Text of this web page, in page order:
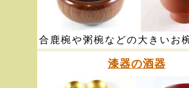
合鹿椀や粥椀などの大きいお
漆器の酒器